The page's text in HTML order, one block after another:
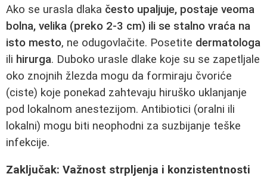
Ako se urasla dlaka često upaljuje, postaje veoma
bolna, velika (preko 2-3 cm) ili se stalno vraća na
isto mesto, ne odugovlačite. Posetite dermatologa
ili hirurga. Duboko urasle dlake koje su se zapetljale
oko znojnih žlezda mogu da formiraju čvoriće
(ciste) koje ponekad zahtevaju hiruško uklanjanje
pod lokalnom anestezijom. Antibiotici (oralni ili
lokalni) mogu biti neophodni za suzbijanje teške
infekcije.
Zaključak: Važnost strpljenja i konzistentnosti